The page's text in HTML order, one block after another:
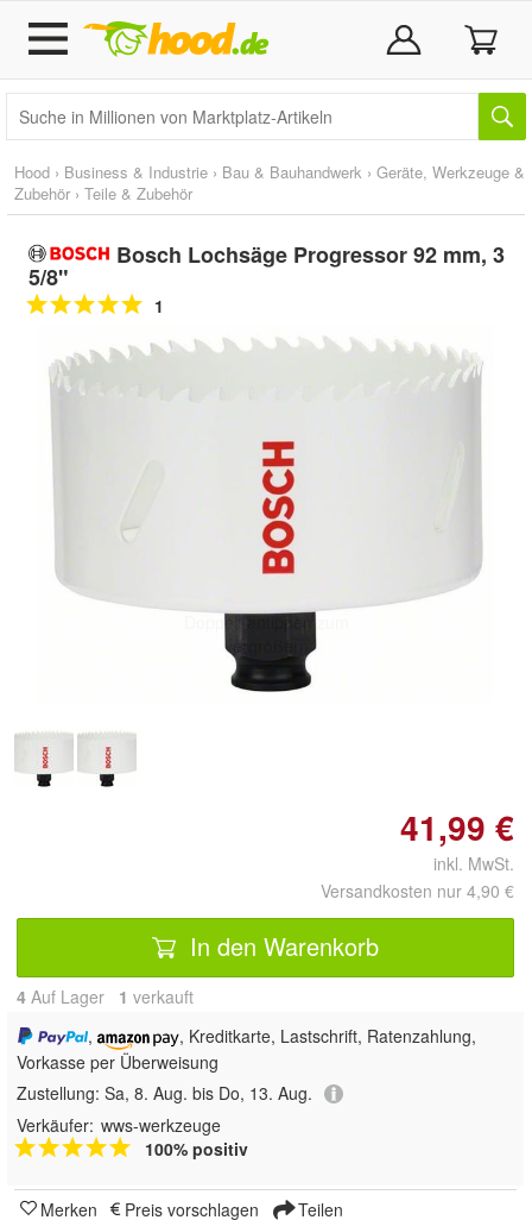
Hood › Business & Industrie › Bau & Bauhandwerk › Geräte, Werkzeuge &
Zubehör › Teile & Zubehör
Bosch Lochsäge Progressor 92 mm, 3
5/8"
1
Doppelt antippen zum
vergrößern
41,99 €
inkl. MwSt.
Versandkosten nur 4,90 €
In den Warenkorb
4 Auf Lager 1 verkauft
,
, Kreditkarte, Lastschrift, Ratenzahlung,
Vorkasse per Überweisung
Zustellung: Sa, 8. Aug. bis Do, 13. Aug.
Verkäufer: wws-werkzeuge
100% positiv
Merken Preis vorschlagen Teilen